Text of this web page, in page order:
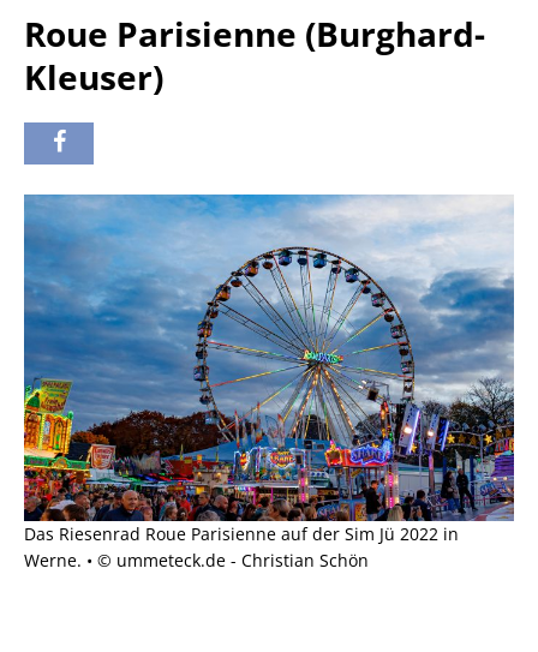
Roue Parisienne (Burghard-
Kleuser)
Das Riesenrad Roue Parisienne auf der Sim Jü 2022 in
Werne. • © ummeteck.de - Christian Schön